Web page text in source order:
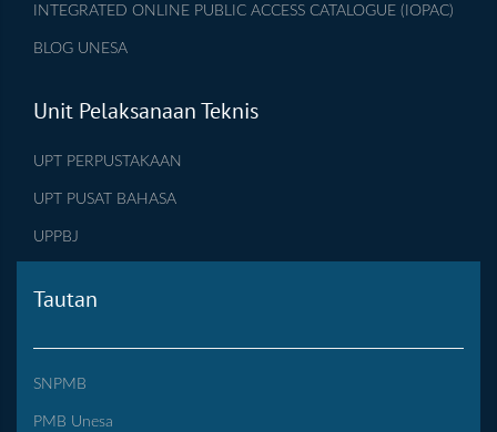
INTEGRATED ONLINE PUBLIC ACCESS CATALOGUE (IOPAC)
BLOG UNESA
Unit Pelaksanaan Teknis
UPT PERPUSTAKAAN
UPT PUSAT BAHASA
UPPBJ
Tautan
SNPMB
PMB Unesa